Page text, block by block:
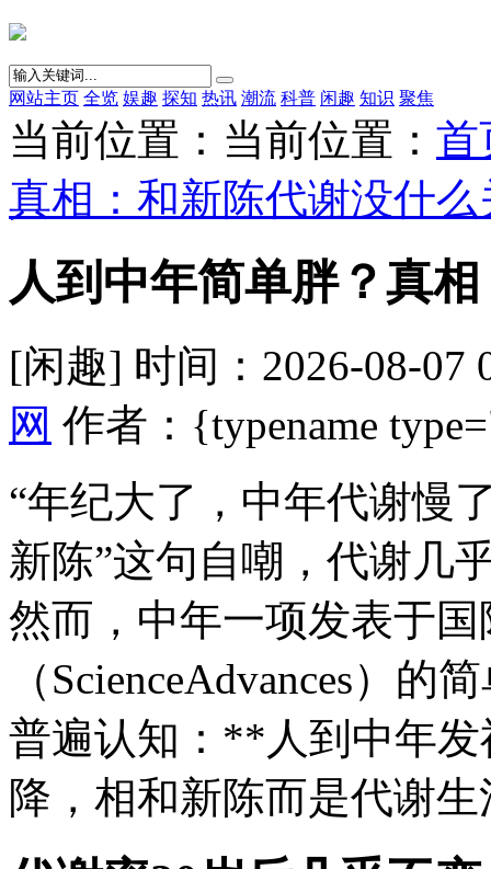
网站主页 全览 娱趣 探知 热讯 潮流 科普 闲趣 知识 聚焦
当前位置：当前位置： 首
真相：和新陈代谢没什么
人到中年简单胖？真
[闲趣] 时间：2026-08-07
网 作者：{typename
“年纪大了，中年代谢慢
新陈”这句自嘲，代谢几
然而，中年一项发表于
（ScienceAdvances）
普遍认知：**人到中年
降，相和新陈而是代谢